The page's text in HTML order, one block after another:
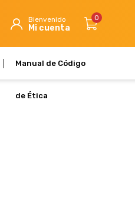
Manual de Código
de Ética
0